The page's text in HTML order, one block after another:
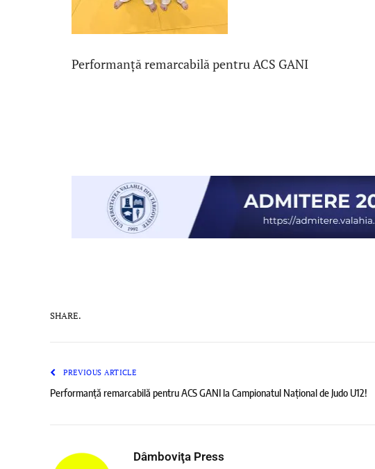
Performanță remarcabilă pentru ACS GANI
SHARE.
PREVIOUS ARTICLE
Performanță remarcabilă pentru ACS GANI la Campionatul Național de Judo U12!
Dâmboviţa Press